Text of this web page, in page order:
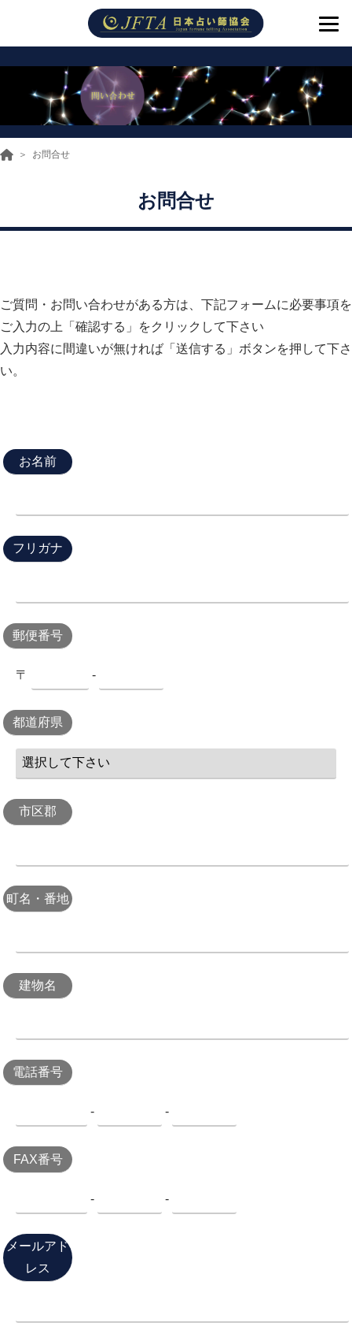
お問合せ
お問合せ
ご質問・お問い合わせがある方は、下記フォームに必要事項を
ご入力の上「確認する」をクリックして下さい
入力内容に間違いが無ければ「送信する」ボタンを押して下さ
い。
お名前
フリガナ
郵便番号
〒 -
都道府県
市区郡
町名・番地
建物名
電話番号
- -
FAX番号
- -
メールアド
レス